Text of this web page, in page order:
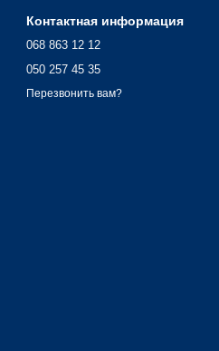
Контактная информация
068 863 12 12
050 257 45 35
Перезвонить вам?